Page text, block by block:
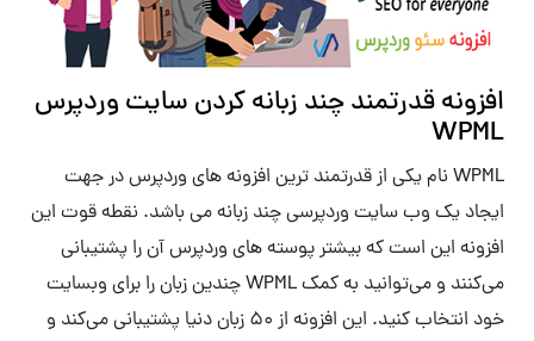
افزونه قدرتمند چند زبانه کردن سایت وردپرس
WPML
WPML نام یکی از قدرتمند ترین افزونه های وردپرس در جهت
ایجاد یک وب سایت وردپرسی چند زبانه می باشد. نقطه قوت این
افزونه این است که بیشتر پوسته های وردپرس آن را پشتیبانی
می‌کنند و می‌توانید به کمک WPML چندین زبان را برای وبسایت
خود انتخاب کنید. این افزونه از 50 زبان دنیا پشتیبانی می‌کند و